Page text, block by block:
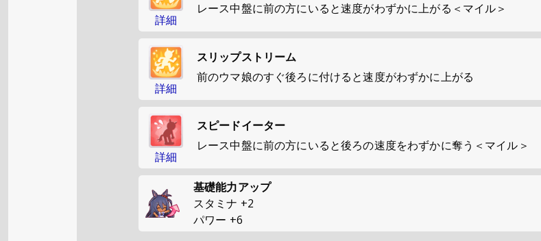
詳細
レース中盤に前の方にいると速度がわずかに上がる＜マイル＞
詳細
スリップストリーム
前のウマ娘のすぐ後ろに付けると速度がわずかに上がる
詳細
スピードイーター
レース中盤に前の方にいると後ろの速度をわずかに奪う＜マイル＞
基礎能力アップ
スタミナ +2
パワー +6